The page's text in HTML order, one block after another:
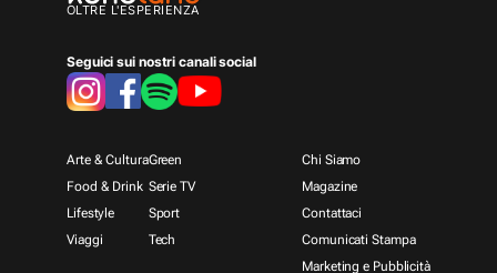
OLTRE L'ESPERIENZA
Seguici sui nostri canali social
Arte & Cultura
Food & Drink
Lifestyle
Viaggi
Green
Serie TV
Sport
Tech
Chi Siamo
Magazine
Contattaci
Comunicati Stampa
Marketing e Pubblicità